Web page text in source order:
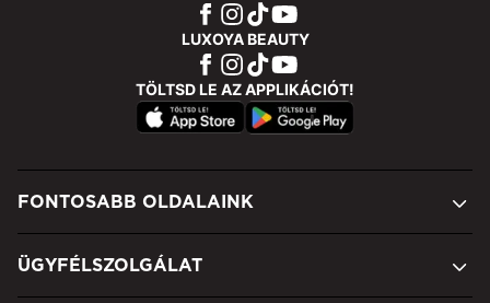
LUXOYA BEAUTY
TÖLTSD LE AZ APPLIKÁCIÓT!
FONTOSABB OLDALAINK
ÜGYFÉLSZOLGÁLAT